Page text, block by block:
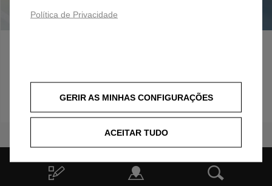
Política de Privacidade
GERIR AS MINHAS CONFIGURAÇÕES
ACEITAR TUDO